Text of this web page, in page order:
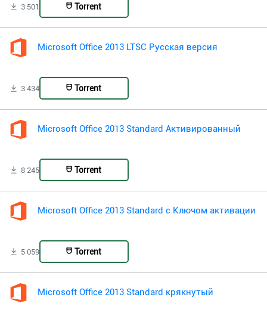
3 501 Torrent
Microsoft Office 2013 LTSC Русская версия
3 434 Torrent
Microsoft Office 2013 Standard Активированный
8 245 Torrent
Microsoft Office 2013 Standard с Ключом активации
5 059 Torrent
Microsoft Office 2013 Standard крякнутый